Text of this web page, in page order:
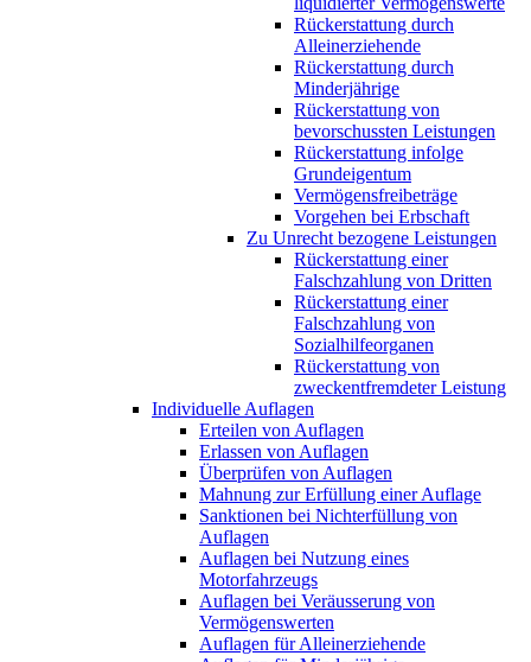
Rückerstattung durch
Alleinerziehende
Rückerstattung durch
Minderjährige
Rückerstattung von
bevorschussten Leistungen
Rückerstattung infolge
Grundeigentum
Vermögensfreibeträge
Vorgehen bei Erbschaft
Zu Unrecht bezogene Leistungen
Rückerstattung einer
Falschzahlung von Dritten
Rückerstattung einer
Falschzahlung von
Sozialhilfeorganen
Rückerstattung von
zweckentfremdeter Leistung
Individuelle Auflagen
Erteilen von Auflagen
Erlassen von Auflagen
Überprüfen von Auflagen
Mahnung zur Erfüllung einer Auflage
Sanktionen bei Nichterfüllung von
Auflagen
Auflagen bei Nutzung eines
Motorfahrzeugs
Auflagen bei Veräusserung von
Vermögenswerten
Auflagen für Alleinerziehende